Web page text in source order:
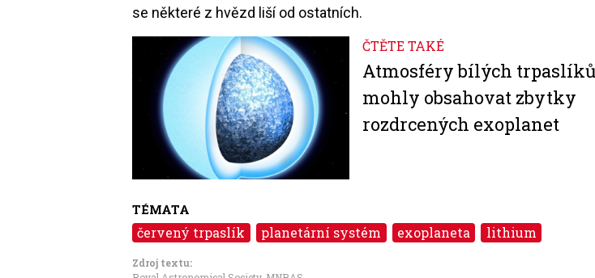
se některé z hvězd liší od ostatních.
ČTĚTE TAKÉ
Atmosféry bílých
mohly obsahovat zbytky
rozdrcených exoplanet
TÉMATA
červený trpaslík planetární systém exoplaneta lithium
Zdroj textu: